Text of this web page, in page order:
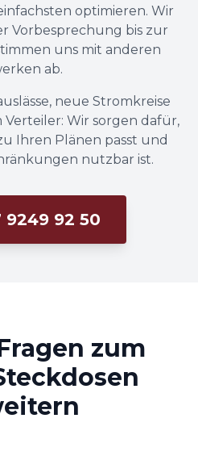
optimieren. Wir
Vorbesprechung bis zur
uns mit anderen
ab.
neue Stromkreise
Verteiler: Wir sorgen dafür,
Ihren Plänen passt und
nutzbar ist.
9249 92 50
zum